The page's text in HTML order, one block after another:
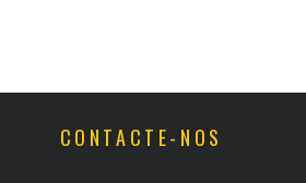
CONTACTE-NOS